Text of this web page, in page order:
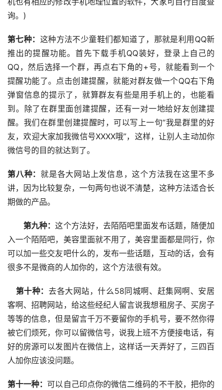
询。)
第七种： 这种方法不少童鞋们都知道了，那就是利用QQ新
推出的提醒功能。首先下载手机QQ装好，登录上自己的
QQ，然后选择一个群，再点右下角的+号，就能看到一个
提醒功能了。点击创建提醒，就能对群友做一个QQ右下角
弹窗信息的提示了，就算群友有些是用手机上的，也能看
到。除了在群里面创建提醒，还有一对一地给好友创建提
醒。我们在群里创建提醒时，可以写上一句“我是群里的好
友，欢迎大家加我微信号XXXX哦”，这样，让别人主动加你
微信号的目的就达到了。
第八种： 就是各大网站上发信息，这个方法我在这里不多
讲，因为比较复杂，一句两句也说不清楚，这种方法适合长
期做的产品。
第九种：这个方法好，去陌陌吧里面发布话题，随便加
入一个陌陌吧，美容里面就不用了，美容里面都是同行，你
可以加一些交友吧什么的，发布一些话题，互动的话，会有
很多不是微商的人加你的，这个方法很有效。
第十种： 去各大网站，什么58同城啊、赶集网啊、安居
客啊、招聘网站，给这些经纪人留言说我想租房子、买房子
等等的信息，但是留言千万不要留你的手机号，要不然你得
被它们烦死，你可以留微信号，说我上班不方便接电话，有
好的房源可以发图片在微信上，这样话一天弄好了，三四百
人加你应该没问题。
第十一种： 可以自己印点你的微信二维码的不干胶，把你的